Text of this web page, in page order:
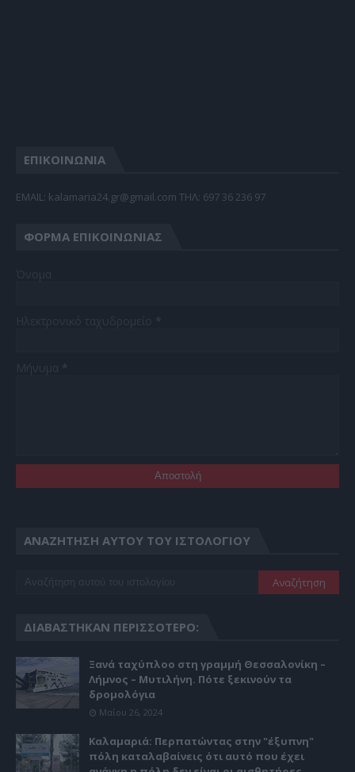
ΕΠΙΚΟΙΝΩΝΙΑ
EMAIL: kalamaria24.gr@gmail.com TΗΛ: 697 36 236 97
ΦΌΡΜΑ ΕΠΙΚΟΙΝΩΝΊΑΣ
ΑΝΑΖΉΤΗΣΗ ΑΥΤΟΎ ΤΟΥ ΙΣΤΟΛΟΓΊΟΥ
ΔΙΑΒΆΣΤΗΚΑΝ ΠΕΡΙΣΣΌΤΕΡΟ:
Ξανά ταχύπλοο στη γραμμή Θεσσαλονίκη –
Λήμνος – Μυτιλήνη. Πότε ξεκινούν τα
δρομολόγια
Μαΐου 26, 2024
Καλαμαριά: Περπατώντας στην "έξυπνη"
πόλη καταλαβαίνεις ότι αυτό που έχει